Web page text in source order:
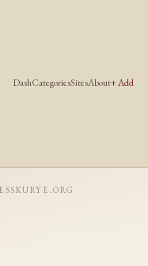
DashCategoriesSitesAbout+ Add